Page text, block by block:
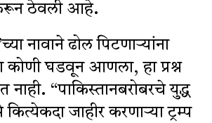
करून ठेवली आहे.
नावाने ढोल पिटणाऱ्यांना
कोणी घडवून आणला, हा प्रश्न
नाही. “पाकिस्तानबरोबरचे युद्ध
जाहीर करणाऱ्या ट्रम्प